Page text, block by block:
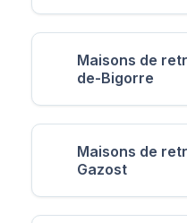
Maisons de
de-Bigorre
Maisons de
Gazost